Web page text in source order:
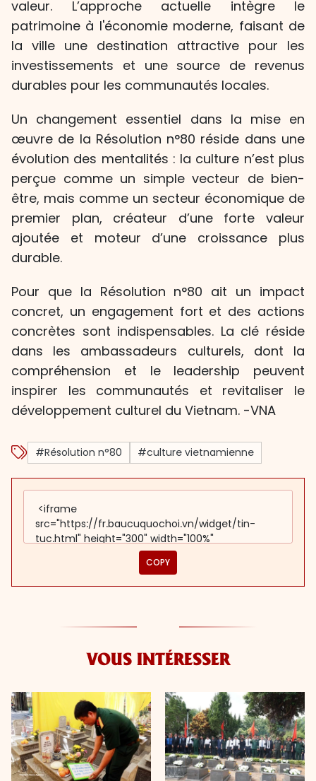
valeur. L’approche actuelle intègre le
patrimoine à l'économie moderne, faisant de
la ville une destination attractive pour les
investissements et une source de revenus
durables pour les communautés locales.
Un changement essentiel dans la mise en
œuvre de la Résolution n°80 réside dans une
évolution des mentalités : la culture n’est plus
perçue comme un simple vecteur de bien-
être, mais comme un secteur économique de
premier plan, créateur d’une forte valeur
ajoutée et moteur d’une croissance plus
durable.
Pour que la Résolution n°80 ait un impact
concret, un engagement fort et des actions
concrètes sont indispensables. La clé réside
dans les ambassadeurs culturels, dont la
compréhension et le leadership peuvent
inspirer les communautés et revitaliser le
développement culturel du Vietnam. -VNA
#Résolution n°80 #culture vietnamienne
COPY
VOUS INTÉRESSER